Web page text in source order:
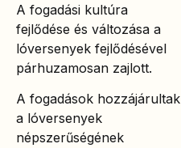
A fogadási kultúra
fejlődése és változása a
lóversenyek fejlődésével
párhuzamosan zajlott.
A fogadások hozzájárultak
a lóversenyek
népszerűségének